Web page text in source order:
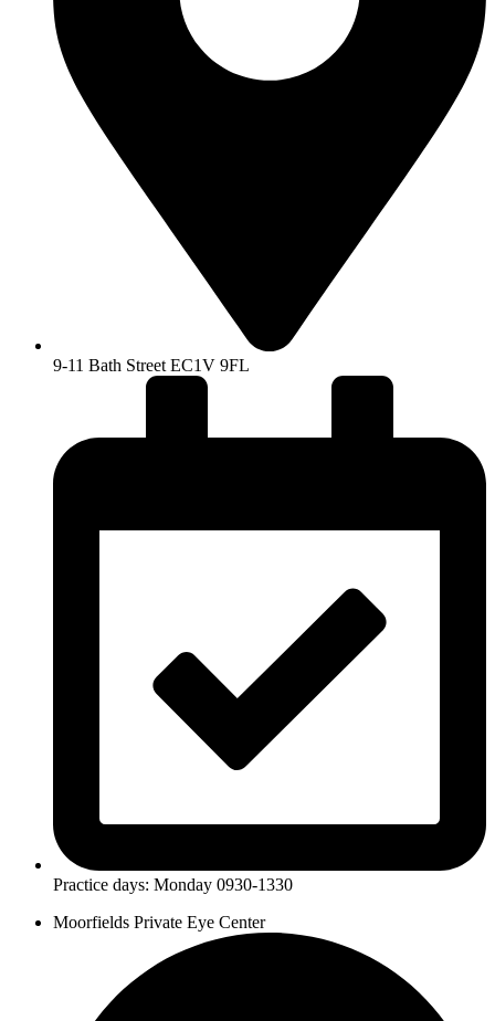
9-11 Bath Street EC1V 9FL
Practice days: Monday 0930-1330
Moorfields Private Eye Center